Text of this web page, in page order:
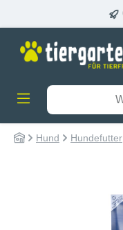
Hund Hundefutter